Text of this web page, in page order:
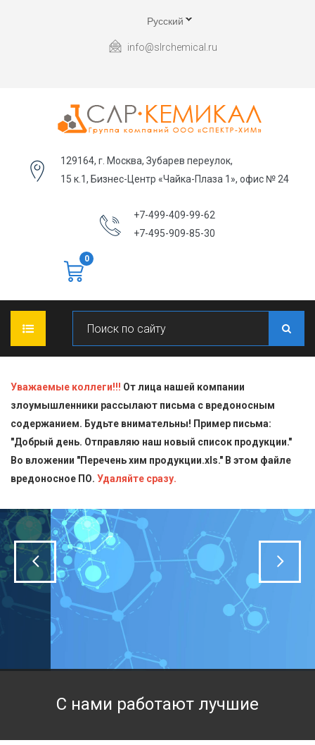
Русский
info@slrchemical.ru
129164, г. Москва, Зубарев переулок,
15 к.1, Бизнес-Центр «Чайка-Плаза 1», офис № 24
+7-499-409-99-62
+7-495-909-85-30
0
О КОМПАНИИ
ПРОДУКЦИЯ
Блескообразующие добавки
Индикаторы
Кислоты
Пищевая химия для производств
Стандарт-титры
Техническая химия
СТАТЬИ
ДОСТАВКА
СЕРТИФИКАТЫ
КОНТАКТЫ
Уважаемые коллеги!!! От лица нашей компании
злоумышленники рассылают письма с вредоносным
содержанием. Будьте внимательны! Пример письма:
"Добрый день. Отправляю наш новый список продукции."
Во вложении "Перечень хим продукции.xls." В этом файле
вредоносное ПО. Удаляйте сразу.
С нами работают лучшие